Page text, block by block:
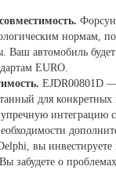
нормам,
Ваш автомобиль будет
EURO.
EJDR00801D
для
интеграцию
вы инвестируете
забудете о